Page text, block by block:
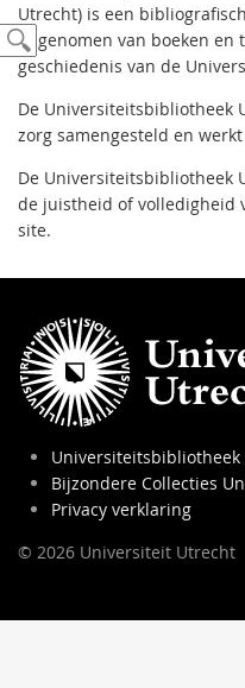
Utrecht) is een
opgenomen van boeken
geschiedenis van de
De Universiteitsbibliotheek
zorg samengesteld en
De Universiteitsbibliotheek
de juistheid of volledigheid
site.
Bijzondere Collecties
Privacy verklaring
© 2026 Universiteit Utrecht